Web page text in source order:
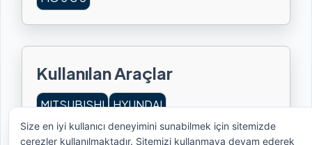
Kullanılan Araçlar
MITSUBISHI HYUNDAI
MITSUBISHI FE 444
MITSUBISHI FE 449
Size en iyi kullanıcı deneyimini sunabilmek için sitemizde
çerezler kullanılmaktadır. Sitemizi kullanmaya devam ederek